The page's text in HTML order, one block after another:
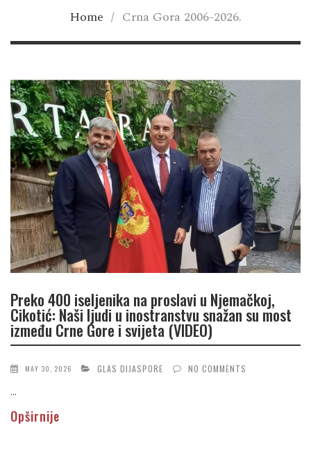
Home / Crna Gora 2006-2026.
Preko 400 iseljenika na proslavi u Njemačkoj,
Cikotić: Naši ljudi u inostranstvu snažan su most
između Crne Gore i svijeta (VIDEO)
MAY 30, 2026 GLAS DIJASPORE NO COMMENTS
...
Opširnije